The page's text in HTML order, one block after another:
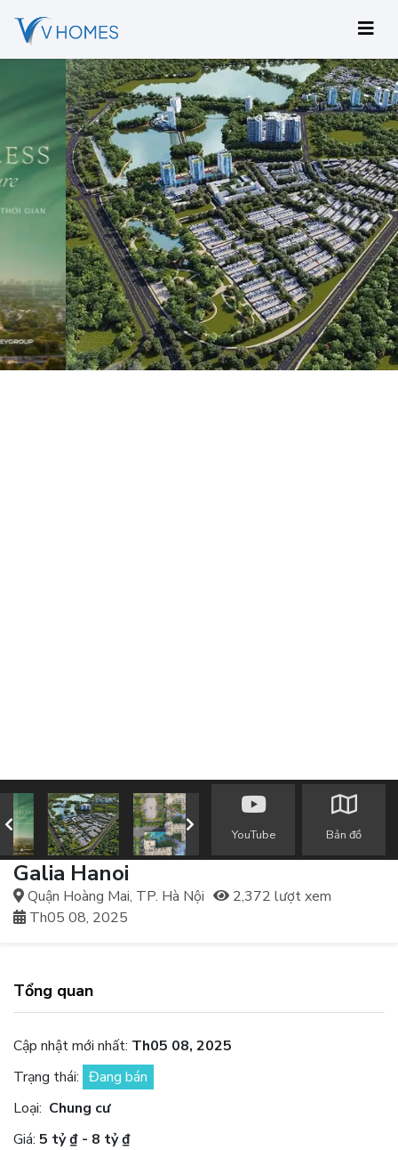
YouTube Bản đồ
Galia Hanoi
Quận Hoàng Mai, TP. Hà Nội
2,372 lượt xem
Th05 08, 2025
Tổng quan
Cập nhật mới nhất: Th05 08, 2025
Trạng thái: Đang bán
Loại: Chung cư
Giá: 5 tỷ ₫ - 8 tỷ ₫